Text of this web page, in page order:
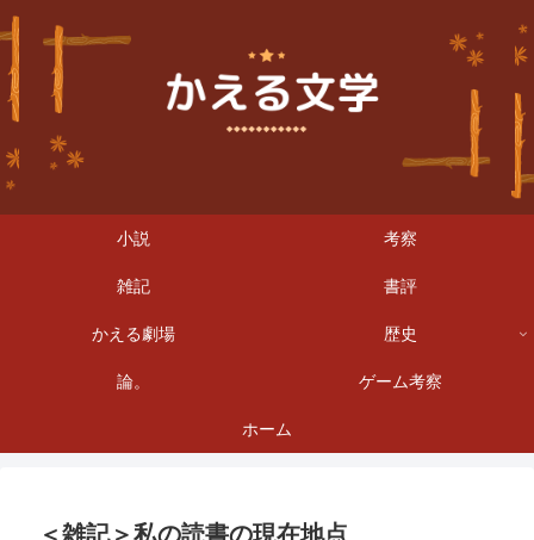
小説 考察
雑記 書評
かえる劇場 歴史
論。 ゲーム考察
ホーム
＜雑記＞私の読書の現在地点